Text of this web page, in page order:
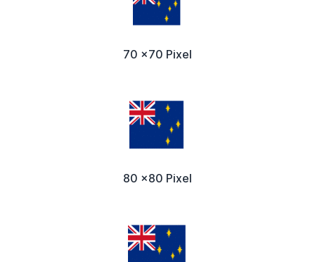
70 x70 Pixel
80 x80 Pixel